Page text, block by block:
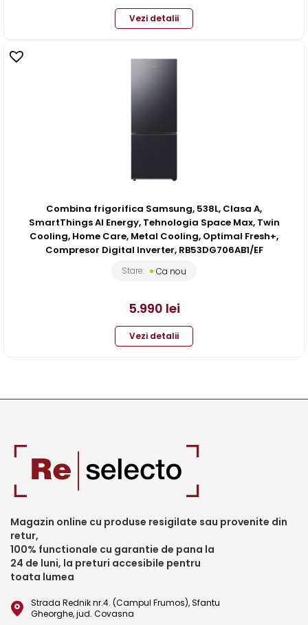
Vezi detalii
Combina frigorifica Samsung, 538L, Clasa A,
SmartThings AI Energy, Tehnologia Space Max, Twin
Cooling, Home Care, Metal Cooling, Optimal Fresh+,
Compresor Digital Inverter, RB53DG706AB1/EF
Stare: Ca nou
5.990 lei
Vezi detalii
Magazin online cu produse resigilate sau provenite din
retur,
100% functionale cu garantie de pana la
24 de luni, la preturi accesibile pentru
toata lumea
Strada Rednik nr.4. (Campul Frumos), Sfantu
Gheorghe, jud. Covasna